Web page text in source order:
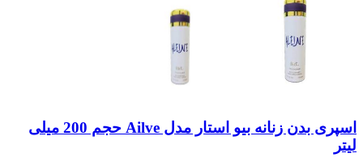
اسپری بدن زنانه بیو استار مدل Ailve حجم 200 میلی
لیتر